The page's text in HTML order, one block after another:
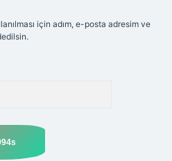
için adım, e-posta adresim ve